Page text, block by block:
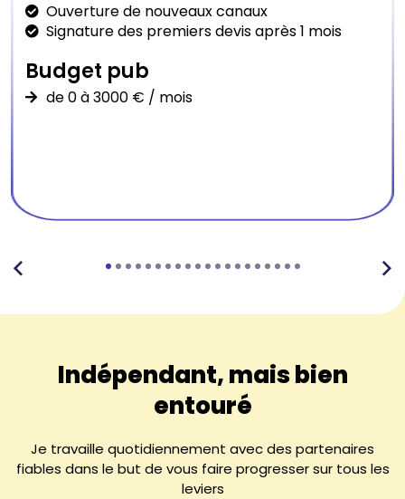
Ouverture de nouveaux canaux
Signature des premiers devis après 1 mois
Budget pub
de 0 à 3000 € / mois
Indépendant, mais bien
entouré
Je travaille quotidiennement avec des partenaires
fiables dans le but de vous faire progresser sur tous les
leviers